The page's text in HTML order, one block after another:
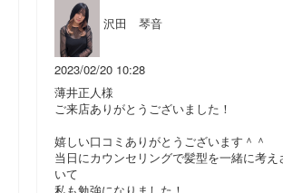
沢田 琴音
2023/02/20 10:28
薄井正人様
ご来店ありがとうございました！
嬉しい口コミありがとうございます＾＾
当日にカウンセリングで髪型を一緒に考え
いて